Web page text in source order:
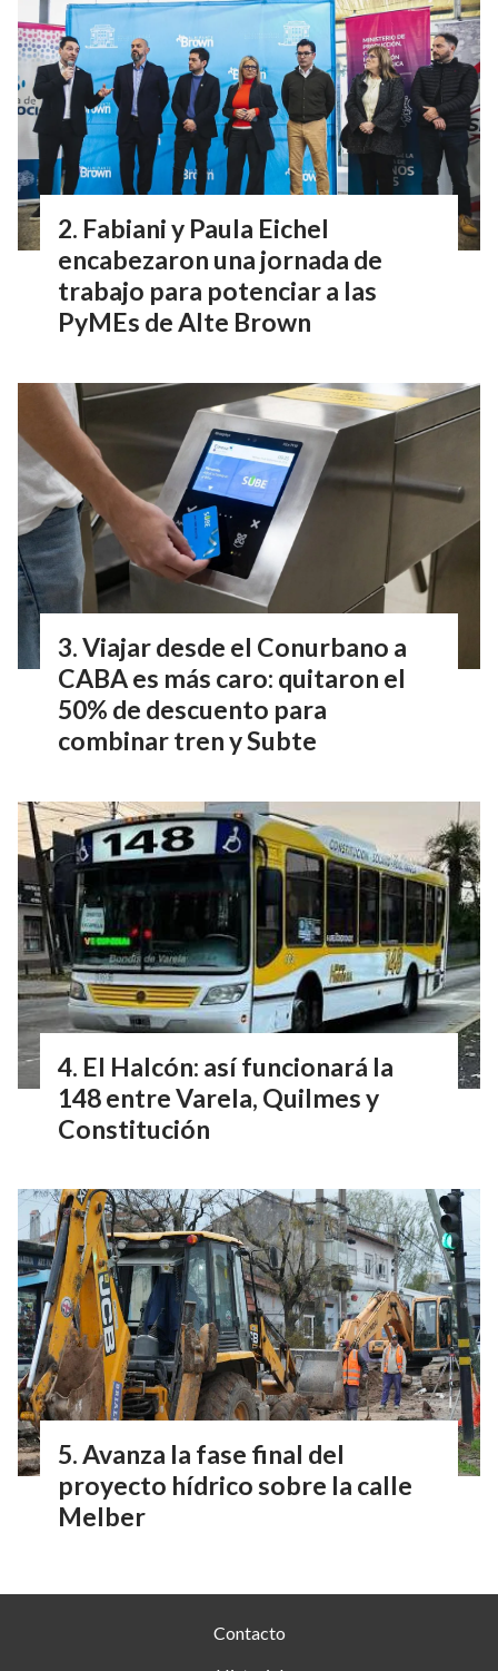
Fabiani y Paula Eichel
encabezaron una jornada de
trabajo para potenciar a las
PyMEs de Alte Brown
Viajar desde el Conurbano a
CABA es más caro: quitaron el
50% de descuento para
combinar tren y Subte
El Halcón: así funcionará la
148 entre Varela, Quilmes y
Constitución
Avanza la fase final del
proyecto hídrico sobre la calle
Melber
Contacto